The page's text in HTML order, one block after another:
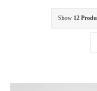
Show 12